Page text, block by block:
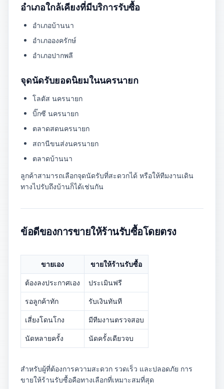
อำเภอใกล้เคียงที่มีบริการรับซื้อ
อำเภอบ้านนา
อำเภอองครักษ์
อำเภอปากพลี
จุดนัดรับยอดนิยมในนครนายก
โลตัส นครนายก
บิ๊กซี นครนายก
ตลาดสดนครนายก
สถานีขนส่งนครนายก
ตลาดบ้านนา
ลูกค้าสามารถเลือกจุดนัดรับที่สะดวกได้ หรือให้ทีมงานเดิน
ทางไปรับถึงบ้านก็ได้เช่นกัน
ข้อดีของการขายให้ร้านรับซื้อโดยตรง
ขายเอง
ขายให้ร้านรับซื้อ
ต้องลงประกาศเอง
ประเมินฟรี
รอลูกค้าทัก
รับเงินทันที
เสี่ยงโดนโกง
มีทีมงานตรวจสอบ
นัดหลายครั้ง
นัดครั้งเดียวจบ
สำหรับผู้ที่ต้องการความสะดวก รวดเร็ว และปลอดภัย การ
ขายให้ร้านรับซื้อคือทางเลือกที่เหมาะสมที่สุด